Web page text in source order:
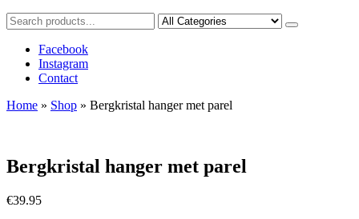
Facebook
Instagram
Contact
Home » Shop » Bergkristal hanger met parel
Bergkristal hanger met parel
€39.95